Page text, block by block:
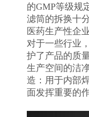
的GMP等级规
滤筒的拆换十
医药生产性企
对于一些行业
护了产品的质
生产空间的洁
造：用于内部
面发挥重要的